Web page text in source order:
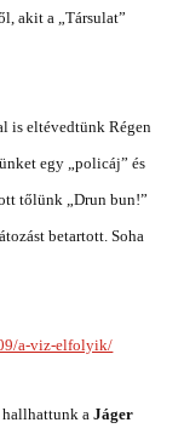
akit a „Társulat”
is eltévedtünk Régen
egy „policáj” és
tőlünk „Drun bun!”
betartott. Soha
a-viz-elfolyik/
hallhattunk aJáger